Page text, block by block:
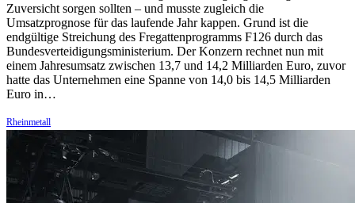
Zuversicht sorgen sollten – und musste zugleich die
Umsatzprognose für das laufende Jahr kappen. Grund ist die
endgültige Streichung des Fregattenprogramms F126 durch das
Bundesverteidigungsministerium. Der Konzern rechnet nun mit
einem Jahresumsatz zwischen 13,7 und 14,2 Milliarden Euro, zuvor
hatte das Unternehmen eine Spanne von 14,0 bis 14,5 Milliarden
Euro in…
Rheinmetall